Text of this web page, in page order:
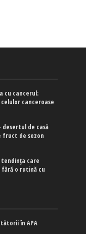
cu cancerul:
canceroase
de casă
fruct de sezon
care
o rutină cu
în APA